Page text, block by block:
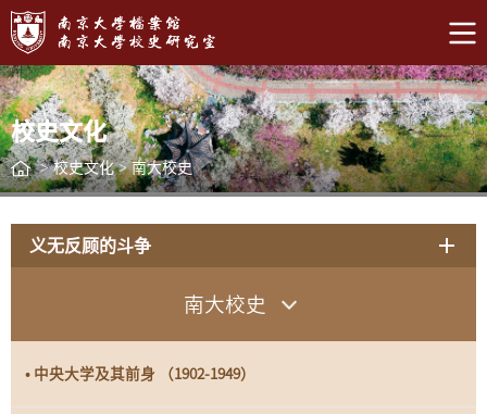
校史文化
> 校史文化 > 南大校史
义无反顾的斗争
南大校史
• 中央大学及其前身 （1902-1949）